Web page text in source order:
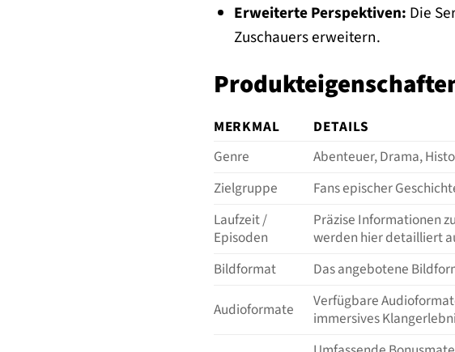
Erweiterte Perspektiven: Die
Zuschauers erweitern.
MERKMAL
DETAILS
Genre
Abenteuer, Drama,
Zielgruppe
Fans epischer
Laufzeit /
Episoden
Präzise Informationen
werden hier detailliert
Bildformat
Das angebotene
Audioformate
Verfügbare
immersives